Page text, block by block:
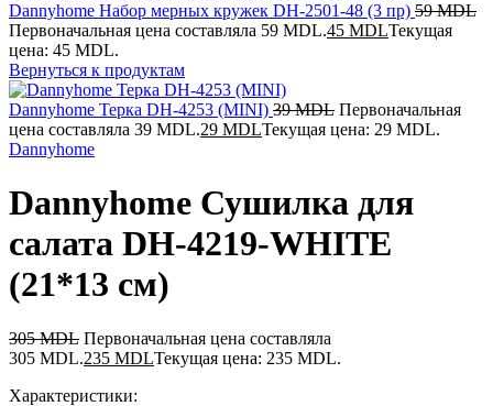
Dannyhome Набор мерных кружек DH-2501-48 (3 пр) 59MDL
Первоначальная цена составляла 59 MDL.45 MDLТекущая
цена: 45 MDL.
Вернуться к продуктам
Dannyhome Терка DH-4253 (MINI) 39MDL Первоначальная
цена составляла 39 MDL.29 MDLТекущая цена: 29 MDL.
Dannyhome
Dannyhome Сушилка для
салата DH-4219-WHITE
(21*13 cм)
305MDL Первоначальная цена составляла
305 MDL.235 MDLТекущая цена: 235 MDL.
Характеристики: